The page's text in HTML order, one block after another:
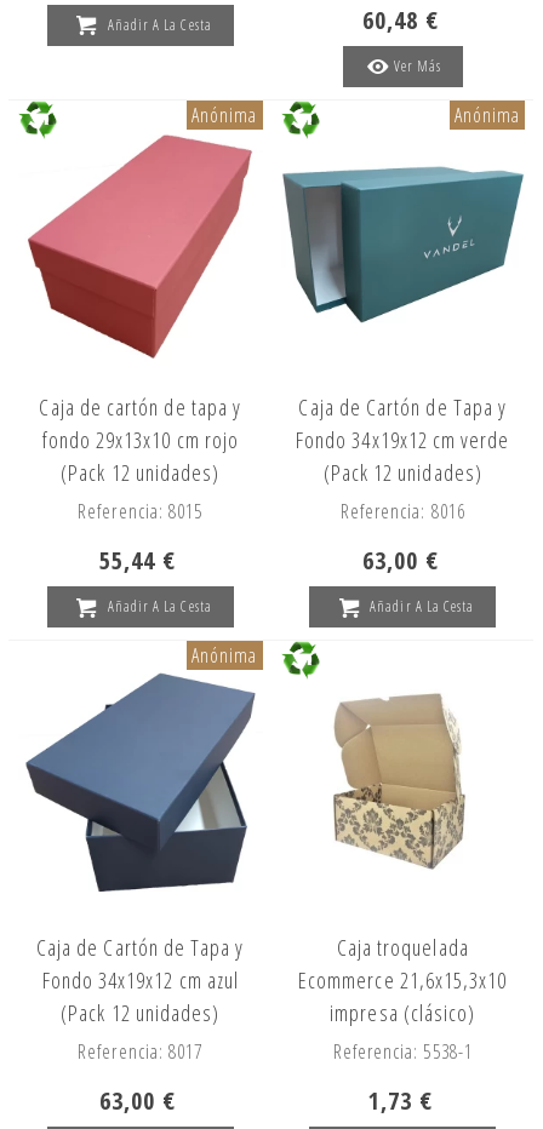
Añadir A La Cesta 60,48 €
Ver Más
Anónima
Caja de cartón de tapa y
fondo 29x13x10 cm rojo
(Pack 12 unidades)
Referencia: 8015
55,44 €
Añadir A La Cesta
Anónima
Caja de Cartón de Tapa y
Fondo 34x19x12 cm verde
(Pack 12 unidades)
Referencia: 8016
63,00 €
Añadir A La Cesta
Anónima
Caja de Cartón de Tapa y
Fondo 34x19x12 cm azul
(Pack 12 unidades)
Referencia: 8017
63,00 €
Caja troquelada
Ecommerce 21,6x15,3x10
impresa (clásico)
Referencia: 5538-1
1,73 €